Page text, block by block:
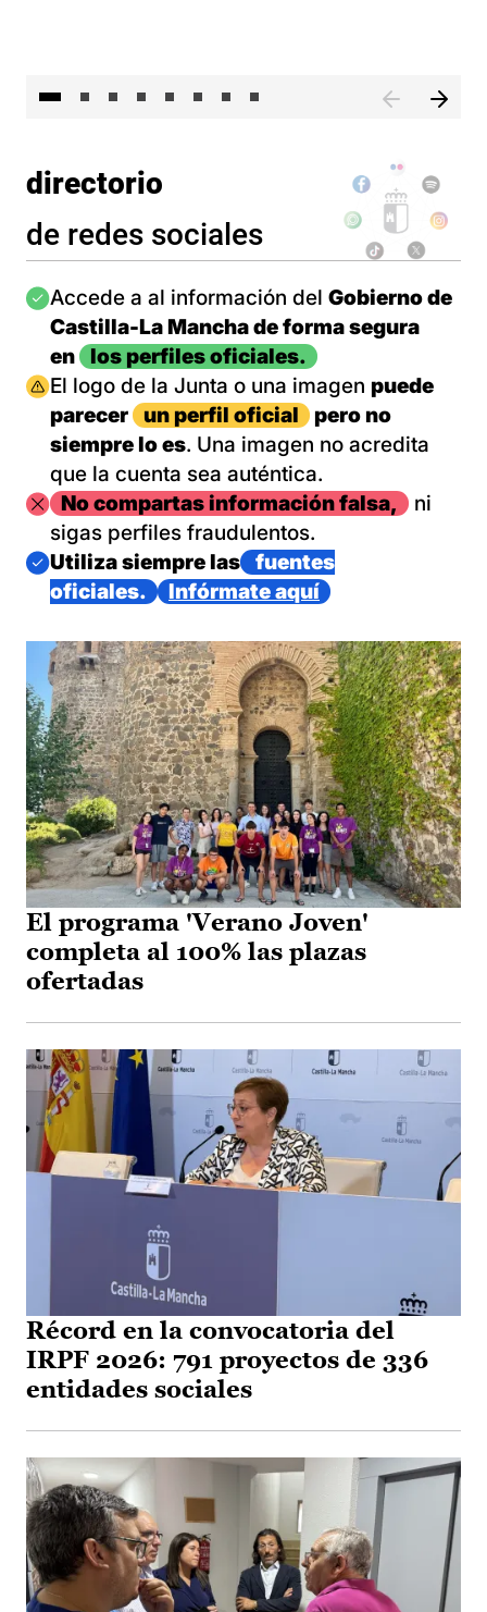
directorio
de redes sociales
Imagen
Accede a al información del Gobierno de
Castilla-La Mancha de forma segura
en
los perfiles oficiales.
Imagen
El logo de la Junta o una imagen puede
parecer
un perfil oficial
pero no
siempre lo es. Una imagen no acredita
que la cuenta sea auténtica.
ImagenNo compartas información falsa,
ni
sigas perfiles fraudulentos.
Imagen
Utiliza siempre las
fuentes
oficiales.
Infórmate aquí
El programa 'Verano Joven'
completa al 100% las plazas
ofertadas
Récord en la convocatoria del
IRPF 2026: 791 proyectos de 336
entidades sociales